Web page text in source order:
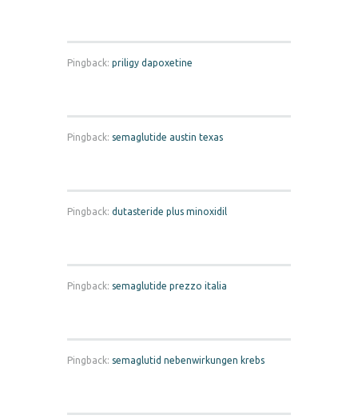
Pingback: priligy dapoxetine
Pingback: semaglutide austin texas
Pingback: dutasteride plus minoxidil
Pingback: semaglutide prezzo italia
Pingback: semaglutid nebenwirkungen krebs